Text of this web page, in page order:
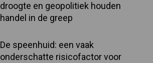
droogte en geopolitiek houden
handel in de greep
De speenhuid: een vaak
onderschatte risicofactor voor